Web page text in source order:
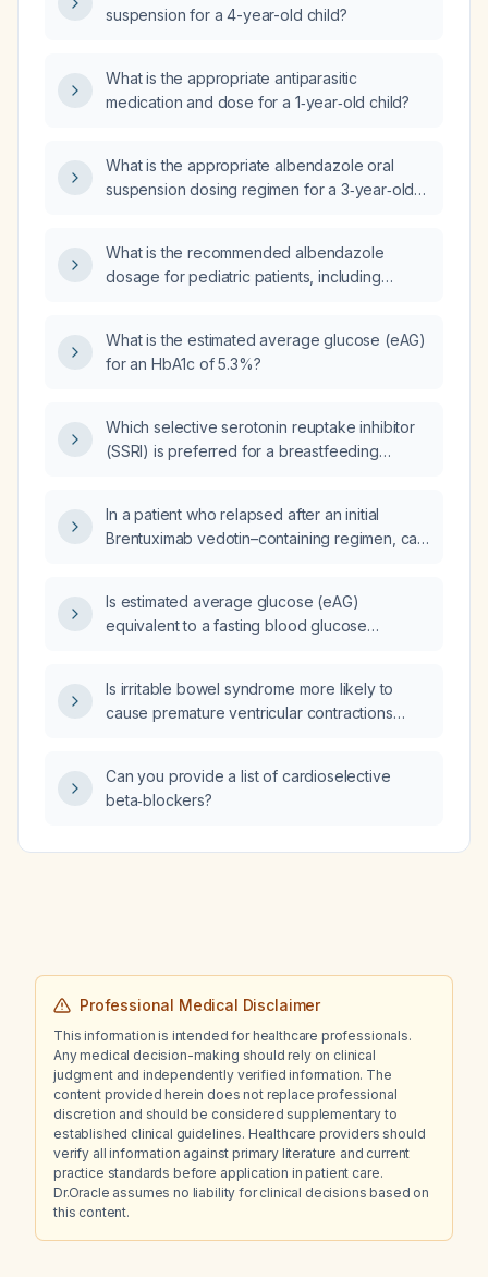
suspension for a 4-year-old child?
What is the appropriate antiparasitic
medication and dose for a 1‑year‑old child?
What is the appropriate albendazole oral
suspension dosing regimen for a 3‑year‑old
What is the recommended albendazole
dosage for pediatric patients, including
What is the estimated average glucose (eAG)
for an HbA1c of 5.3%?
Which selective serotonin reuptake inhibitor
(SSRI) is preferred for a breastfeeding
In a patient who relapsed after an initial
Brentuximab vedotin–containing regimen, can
Is estimated average glucose (eAG)
equivalent to a fasting blood glucose
Is irritable bowel syndrome more likely to
cause premature ventricular contractions
Can you provide a list of cardioselective
beta‑blockers?
Professional Medical Disclaimer
This information is intended for healthcare professionals.
Any medical decision-making should rely on clinical
judgment and independently verified information. The
content provided herein does not replace professional
discretion and should be considered supplementary to
established clinical guidelines. Healthcare providers should
verify all information against primary literature and current
practice standards before application in patient care.
Dr.Oracle assumes no liability for clinical decisions based on
this content.